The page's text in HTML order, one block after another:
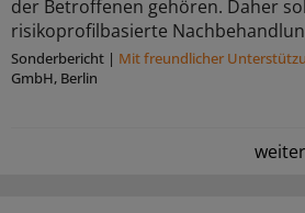
der Betroffenen gehören. Daher
risikoprofilbasierte
Sonderbericht | Mit freundlicher
GmbH, Berlin